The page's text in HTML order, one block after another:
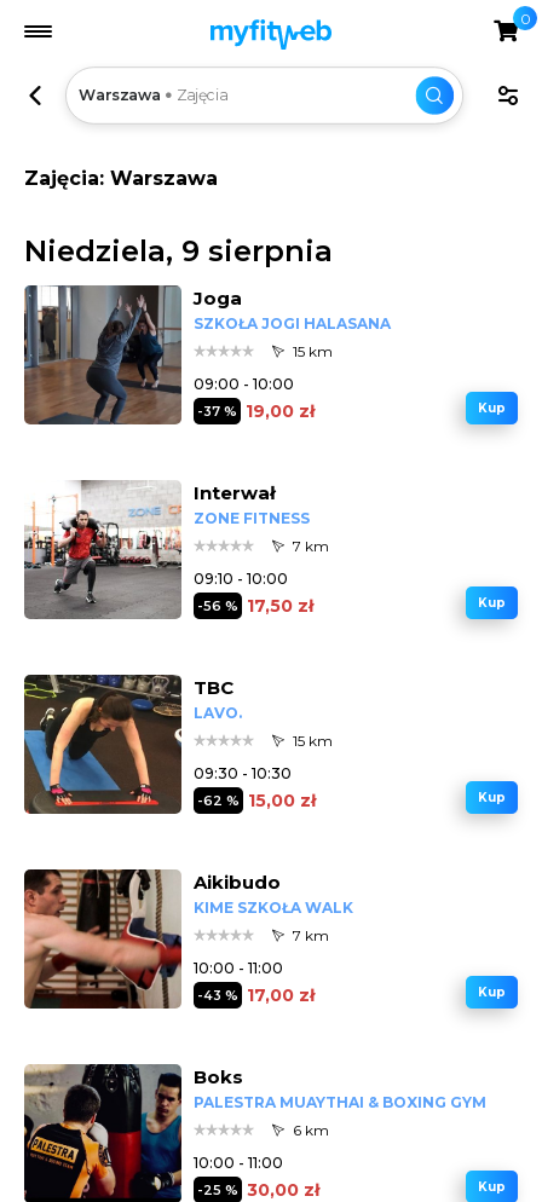
0
Warszawa Zajęcia
Zajęcia: Warszawa
Niedziela, 9 sierpnia
Joga
SZKOŁA JOGI HALASANA
15 km
09:00 - 10:00
-37 % 19,00 zł Kup
Interwał
ZONE FITNESS
7 km
09:10 - 10:00
-56 % 17,50 zł Kup
TBC
LAVO.
15 km
09:30 - 10:30
-62 % 15,00 zł Kup
Aikibudo
KIME SZKOŁA WALK
7 km
10:00 - 11:00
-43 % 17,00 zł Kup
Boks
PALESTRA MUAYTHAI & BOXING GYM
6 km
10:00 - 11:00
-25 % 30,00 zł Kup